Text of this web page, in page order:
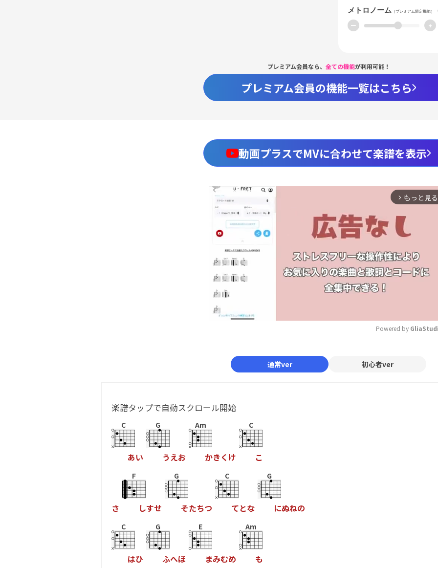
メトロノーム （プレミアム限定機能）
ー +
プレミアム会員なら、 全ての機能が利用可能！
プレミアム会員の機能一覧はこちら
動画プラスでMVに合わせて楽譜を表示
arrow_forward_ios もっと見る
Powered by
通常ver 初心者ver
楽譜タップで自動スクロール開始
C
あい
G
うえお
Am
かき く け
C
こ
さ
F
しすせ
G
そたちつ
C
てとな
G
にぬねの
C
はひ
G
ふへほ
E
まみむめ
Am
も